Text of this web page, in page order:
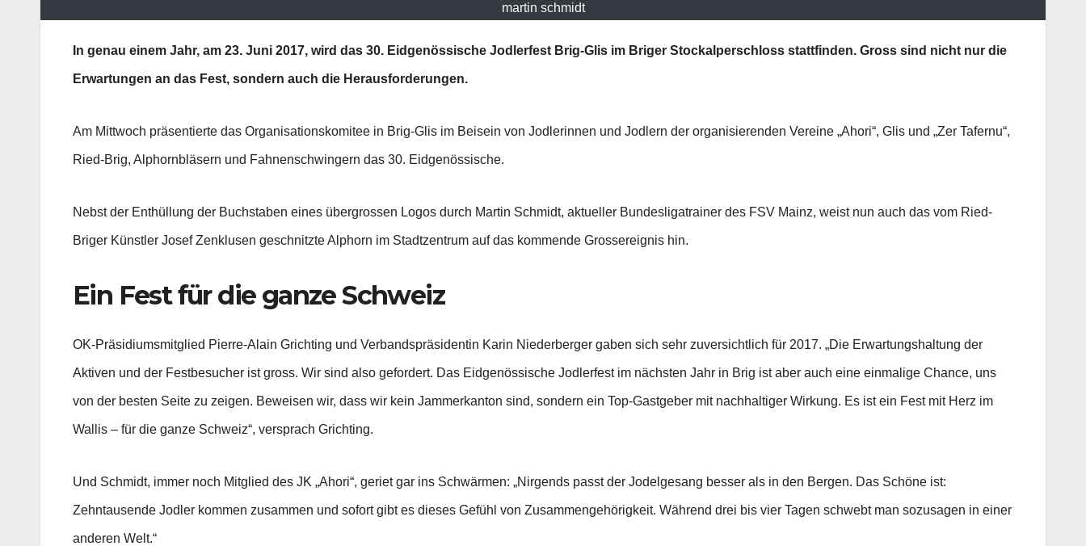
martin schmidt
In genau einem Jahr, am 23. Juni 2017, wird das 30. Eidgenössische Jodlerfest Brig-Glis im Briger Stockalperschloss stattfinden. Gross sind nicht nur die
Erwartungen an das Fest, sondern auch die Herausforderungen.
Am Mittwoch präsentierte das Organisationskomitee in Brig-Glis im Beisein von Jodlerinnen und Jodlern der organisierenden Vereine „Ahori“, Glis und „Zer Tafernu“,
Ried-Brig, Alphornbläsern und Fahnenschwingern das 30. Eidgenössische.
Nebst der Enthüllung der Buchstaben eines übergrossen Logos durch Martin Schmidt, aktueller Bundesligatrainer des FSV Mainz, weist nun auch das vom Ried-
Briger Künstler Josef Zenklusen geschnitzte Alphorn im Stadtzentrum auf das kommende Grossereignis hin.
Ein Fest für die ganze Schweiz
OK-Präsidiumsmitglied Pierre-Alain Grichting und Verbandspräsidentin Karin Niederberger gaben sich sehr zuversichtlich für 2017. „Die Erwartungshaltung der
Aktiven und der Festbesucher ist gross. Wir sind also gefordert. Das Eidgenössische Jodlerfest im nächsten Jahr in Brig ist aber auch eine einmalige Chance, uns
von der besten Seite zu zeigen. Beweisen wir, dass wir kein Jammerkanton sind, sondern ein Top-Gastgeber mit nachhaltiger Wirkung. Es ist ein Fest mit Herz im
Wallis – für die ganze Schweiz“, versprach Grichting.
Und Schmidt, immer noch Mitglied des JK „Ahori“, geriet gar ins Schwärmen: „Nirgends passt der Jodelgesang besser als in den Bergen. Das Schöne ist:
Zehntausende Jodler kommen zusammen und sofort gibt es dieses Gefühl von Zusammengehörigkeit. Während drei bis vier Tagen schwebt man sozusagen in einer
anderen Welt.“